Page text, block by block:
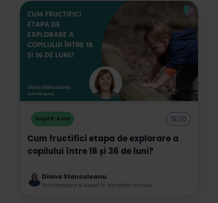
Copil 0-4 ani 19:20
Cum fructifici etapa de explorare a
copilului între 18 și 36 de luni?
Diana Stanculeanu
Psihoterapeut și expert în sănătate mintală